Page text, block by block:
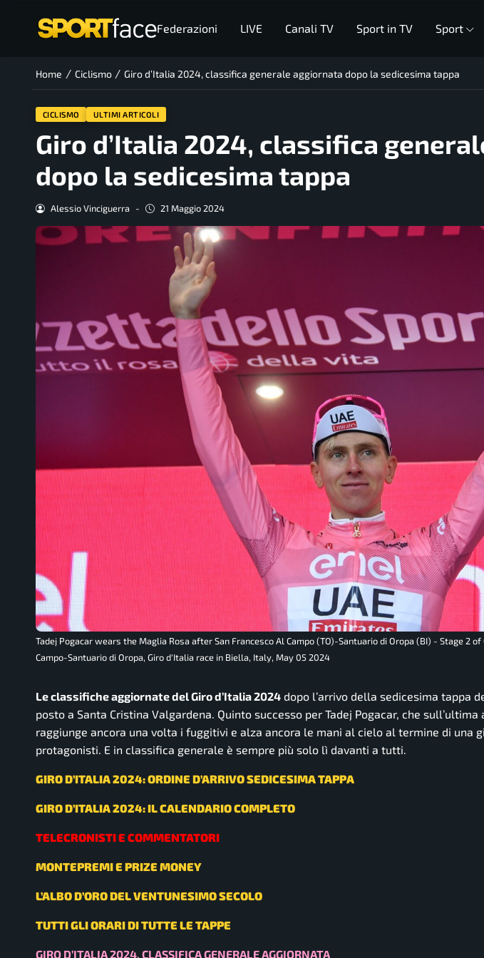
Federazioni LIVE Canali TV Sport in TV Sport
Home / Ciclismo / Giro d’Italia 2024, classifica generale aggiornata dopo la sedicesima tappa
CICLISMO ULTIMI ARTICOLI
Giro d’Italia 2024, classifica
dopo la sedicesima tappa
Alessio Vinciguerra - 21 Maggio 2024
Tadej Pogacar wears the Maglia Rosa after San Francesco Al Campo (TO)-Santuario di Oropa (BI) - Stage 2
Campo-Santuario di Oropa, Giro d'Italia race in Biella, Italy, May 05 2024
Le classifiche aggiornate del Giro d’Italia 2024 dopo l’arrivo della sedicesima tappa
posto a Santa Cristina Valgardena. Quinto successo per Tadej Pogacar, che
raggiunge ancora una volta i fuggitivi e alza ancora le mani al cielo al termine di una
protagonisti. E in classifica generale è sempre più solo lì davanti a tutti.
GIRO D’ITALIA 2024: ORDINE D’ARRIVO SEDICESIMA TAPPA
GIRO D’ITALIA 2024: IL CALENDARIO COMPLETO
TELECRONISTI E COMMENTATORI
MONTEPREMI E PRIZE MONEY
L’ALBO D’ORO DEL VENTUNESIMO SECOLO
TUTTI GLI ORARI DI TUTTE LE TAPPE
GIRO D’ITALIA 2024, CLASSIFICA GENERALE AGGIORNATA